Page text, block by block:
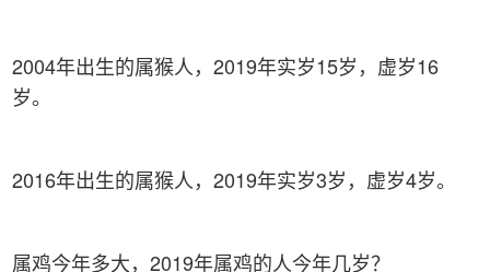
2004年出生的属猴人，2019年实岁15岁，虚岁16
岁。
2016年出生的属猴人，2019年实岁3岁，虚岁4岁。
属鸡今年多大，2019年属鸡的人今年几岁？